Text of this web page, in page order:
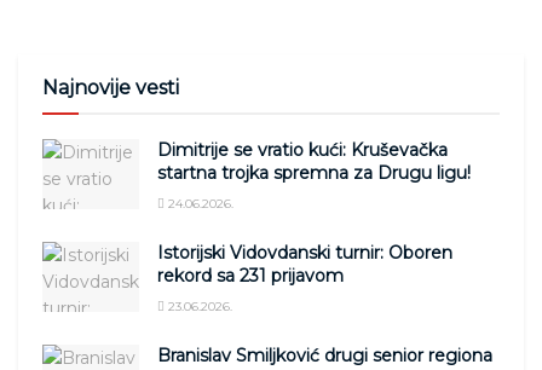
Najnovije vesti
Dimitrije se vratio kući: Kruševačka
startna trojka spremna za Drugu ligu!
24.06.2026.
Istorijski Vidovdanski turnir: Oboren
rekord sa 231 prijavom
23.06.2026.
Branislav Smiljković drugi senior regiona